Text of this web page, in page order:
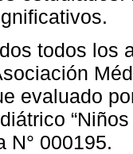
todos los
evaluado
N° 000195.